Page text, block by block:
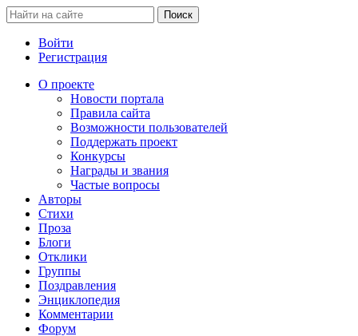
Войти
Регистрация
О проекте
Новости портала
Правила сайта
Возможности пользователей
Поддержать проект
Конкурсы
Награды и звания
Частые вопросы
Авторы
Стихи
Проза
Блоги
Отклики
Группы
Поздравления
Энциклопедия
Комментарии
Форум